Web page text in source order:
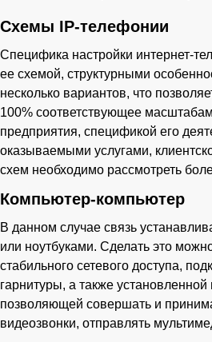
Схемы IP-телефонии
Специфика настройки интернет-
ее схемой, структурными
несколько вариантов, что
100% соответствующее
предприятия, спецификой его
оказываемыми услугами,
схем необходимо рассмотреть
Компьютер-компьютер
В данном случае связь
или ноутбуками. Сделать это
стабильного сетевого доступа,
гарнитуры, а также
позволяющей совершать и
видеозвонки, отправлять